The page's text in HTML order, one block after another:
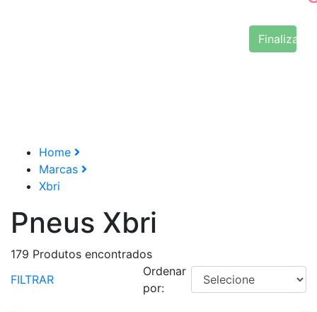
Finalizar
Home
Marcas
Xbri
Pneus Xbri
179 Produtos encontrados
FILTRAR
Ordenar
por: